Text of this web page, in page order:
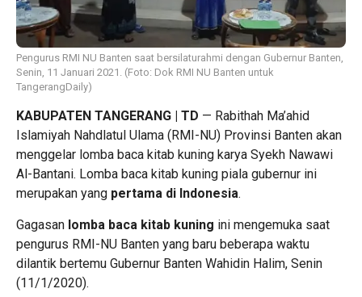
Pengurus RMI NU Banten saat bersilaturahmi dengan Gubernur Banten,
Senin, 11 Januari 2021. (Foto: Dok RMI NU Banten untuk
TangerangDaily)
KABUPATEN TANGERANG | TD — Rabithah Ma’ahid
Islamiyah Nahdlatul Ulama (RMI-NU) Provinsi Banten akan
menggelar lomba baca kitab kuning karya Syekh Nawawi
Al-Bantani. Lomba baca kitab kuning piala gubernur ini
merupakan yang pertama di Indonesia.
Gagasan lomba baca kitab kuning ini mengemuka saat
pengurus RMI-NU Banten yang baru beberapa waktu
dilantik bertemu Gubernur Banten Wahidin Halim, Senin
(11/1/2020).